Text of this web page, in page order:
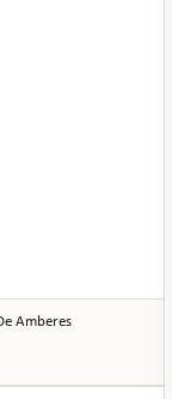
Amberes